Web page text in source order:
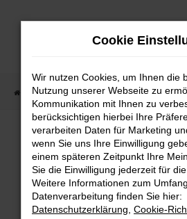
Zum
Startseite Fahrzeugangebote Fahrzeugmarkt
Fehler: Network
Cookie
Wir nutzen Cookies, um Ihnen die
Nutzung unserer Webseite zu
Kommunikation mit Ihnen zu
berücksichtigen hierbei Ihre
verarbeiten Daten für Marketing
wenn Sie uns Ihre Einwilligung
einem späteren Zeitpunkt Ihre
Sie die Einwilligung jederzeit für
Weitere Informationen zum
Datenverarbeitung finden Sie hier:
Datenschutzerklärung Cookie-